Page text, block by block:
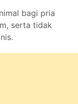
bagi pria
serta tidak